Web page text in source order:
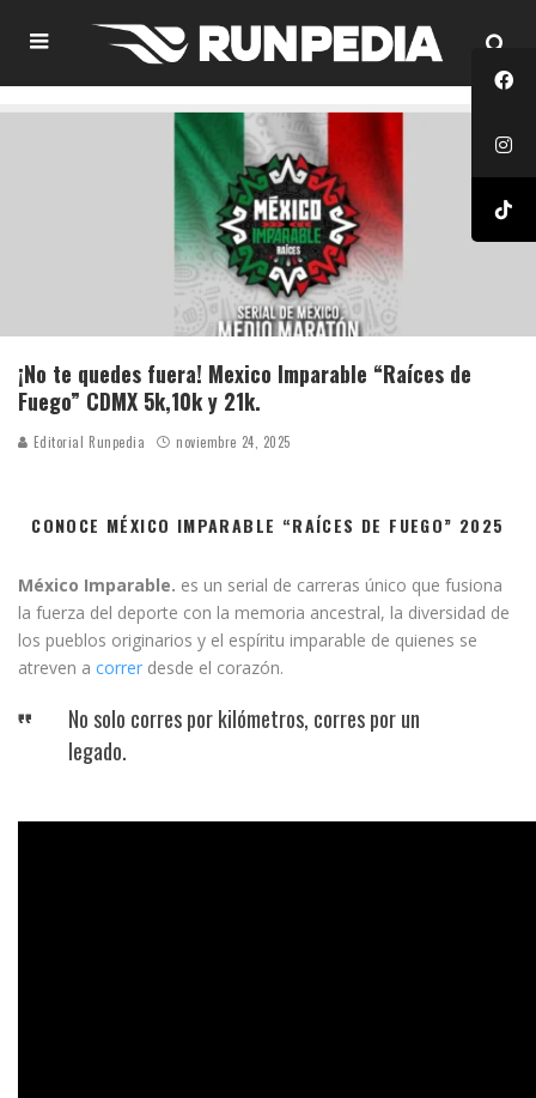
¡No te quedes fuera! Mexico Imparable “Raíces de
Fuego” CDMX 5k,10k y 21k.
Editorial Runpedia noviembre 24, 2025
CONOCE MÉXICO IMPARABLE “RAÍCES DE FUEGO” 2025
México Imparable. es un serial de carreras único que fusiona
la fuerza del deporte con la memoria ancestral, la diversidad de
los pueblos originarios y el espíritu imparable de quienes se
atreven a correr desde el corazón.
No solo corres por kilómetros, corres por un
legado.